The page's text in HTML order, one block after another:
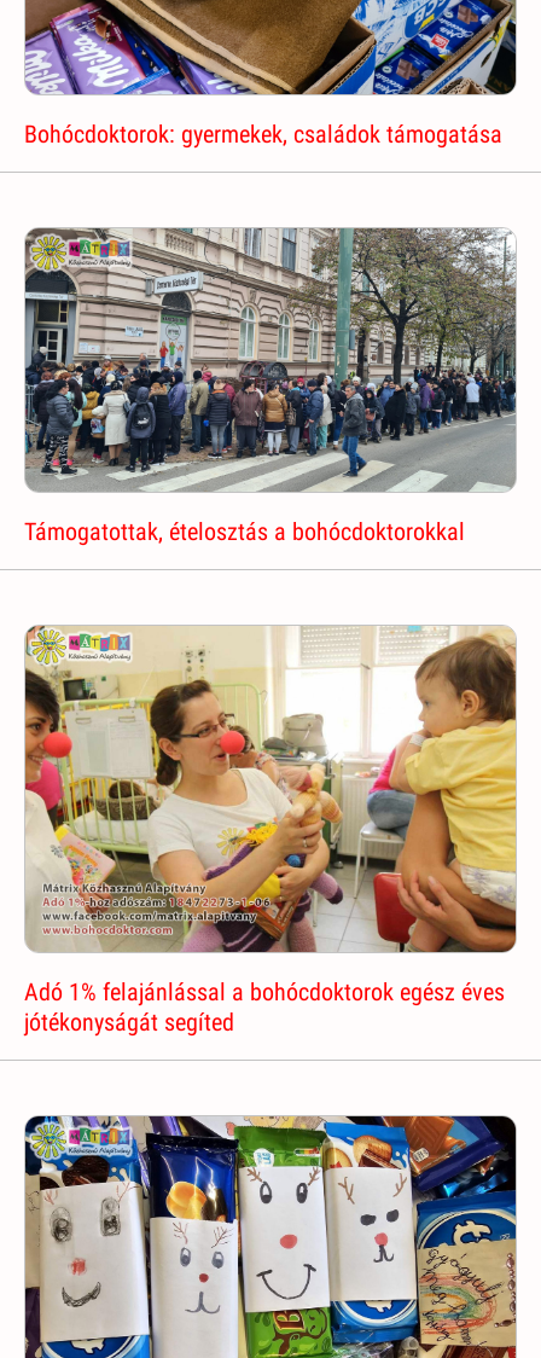
Bohócdoktorok: gyermekek, családok támogatása
Támogatottak, ételosztás a bohócdoktorokkal
Adó 1% felajánlással a bohócdoktorok egész éves
jótékonyságát segíted